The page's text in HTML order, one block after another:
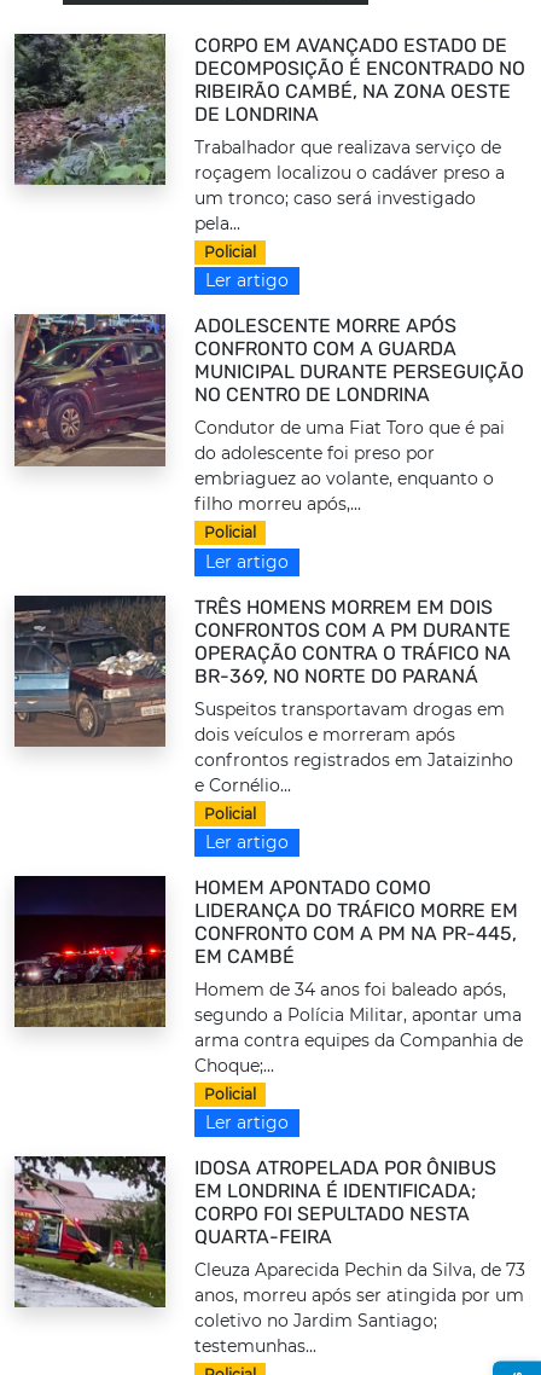
CORPO EM AVANÇADO ESTADO DE
DECOMPOSIÇÃO É ENCONTRADO NO
RIBEIRÃO CAMBÉ, NA ZONA OESTE
DE LONDRINA
Trabalhador que realizava serviço de
roçagem localizou o cadáver preso a
um tronco; caso será investigado
pela...
Policial
Ler artigo
ADOLESCENTE MORRE APÓS
CONFRONTO COM A GUARDA
MUNICIPAL DURANTE PERSEGUIÇÃO
NO CENTRO DE LONDRINA
Condutor de uma Fiat Toro que é pai
do adolescente foi preso por
embriaguez ao volante, enquanto o
filho morreu após,...
Policial
Ler artigo
TRÊS HOMENS MORREM EM DOIS
CONFRONTOS COM A PM DURANTE
OPERAÇÃO CONTRA O TRÁFICO NA
BR-369, NO NORTE DO PARANÁ
Suspeitos transportavam drogas em
dois veículos e morreram após
confrontos registrados em Jataizinho
e Cornélio...
Policial
Ler artigo
HOMEM APONTADO COMO
LIDERANÇA DO TRÁFICO MORRE EM
CONFRONTO COM A PM NA PR-445,
EM CAMBÉ
Homem de 34 anos foi baleado após,
segundo a Polícia Militar, apontar uma
arma contra equipes da Companhia de
Choque;...
Policial
Ler artigo
IDOSA ATROPELADA POR ÔNIBUS
EM LONDRINA É IDENTIFICADA;
CORPO FOI SEPULTADO NESTA
QUARTA-FEIRA
Cleuza Aparecida Pechin da Silva, de 73
anos, morreu após ser atingida por um
coletivo no Jardim Santiago;
testemunhas...